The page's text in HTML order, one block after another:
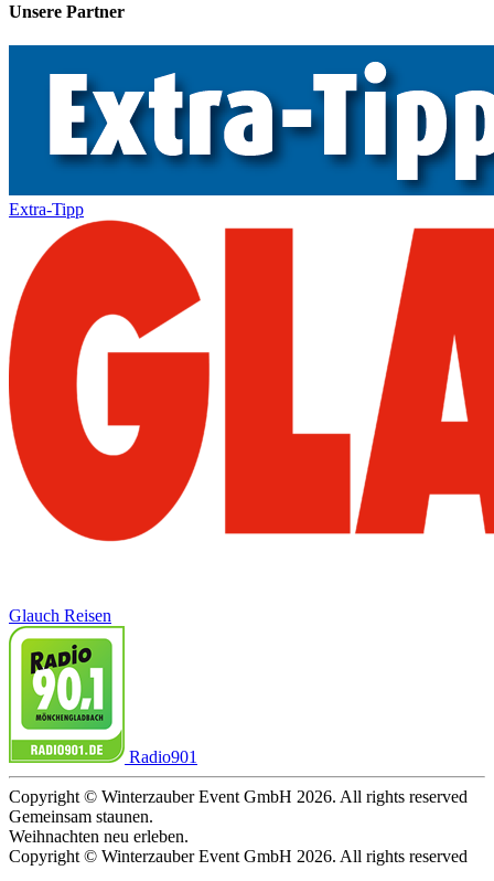
Unsere Partner
Extra-Tipp
Glauch Reisen
Radio901
Copyright © Winterzauber Event GmbH 2026. All rights reserved
Gemeinsam staunen.
Weihnachten neu erleben.
Copyright © Winterzauber Event GmbH 2026. All rights reserved